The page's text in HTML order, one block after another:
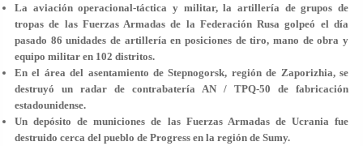
La aviación operacional-táctica y militar, la artillería de grupos de
tropas de las Fuerzas Armadas de la Federación Rusa golpeó el día
pasado 86 unidades de artillería en posiciones de tiro, mano de obra y
equipo militar en 102 distritos.
En el área del asentamiento de Stepnogorsk, región de Zaporizhia, se
destruyó un radar de contrabatería AN / TPQ-50 de fabricación
estadounidense.
Un depósito de municiones de las Fuerzas Armadas de Ucrania fue
destruido cerca del pueblo de Progress en la región de Sumy.